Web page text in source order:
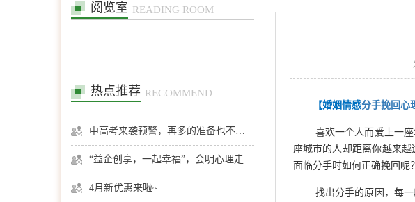
阅览室 READING ROOM
热点推荐 RECOMMEND
中高考来袭预警，再多的准备也不嫌多，这一份考生福利等你来拿
“益企创享，一起幸福”，会明心理走进社区公益，与居民一起让社区更美好
4月新优惠来啦~
【婚姻情感分手挽回心
喜欢一个人而爱上一
座城市的人却距离你越来
面临分手时如何正确挽回呢？
找出分手的原因，每